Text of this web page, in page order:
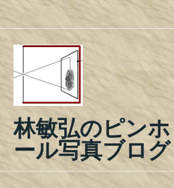
ン
テ
ン
ツ
ッ
プ
林敏弘のピンホ
ール写真ブログ